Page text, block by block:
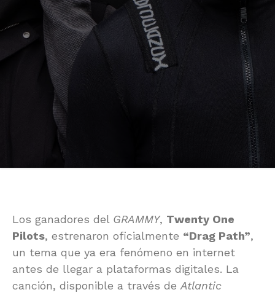
Los ganadores del GRAMMY, Twenty One
Pilots, estrenaron oficialmente “Drag Path”,
un tema que ya era fenómeno en internet
antes de llegar a plataformas digitales. La
canción, disponible a través de Atlantic